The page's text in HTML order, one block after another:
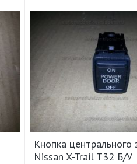
Кнопка центрального
Nissan X-Trail T32 Б/У